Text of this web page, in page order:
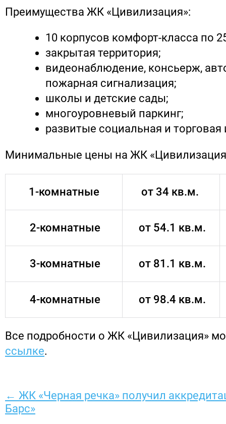
Преимущества ЖК «Цивилизация»:
10 корпусов комфорт-класса по
закрытая территория;
видеонаблюдение, консьерж,
пожарная сигнализация;
школы и детские сады;
многоуровневый паркинг;
развитые социальная и
Минимальные цены на ЖК
1-комнатные от 34 кв.м.
2-комнатные от 54.1 кв.м.
3-комнатные от 81.1 кв.м.
4-комнатные от 98.4 кв.м.
Все подробности о ЖК «Цивилизация»
ссылке.
← ЖК «Черная речка» получил
Барс»